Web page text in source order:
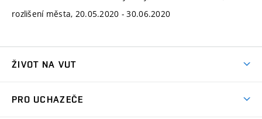
rozlišení města, 20.05.2020 - 30.06.2020
ŽIVOT NA VUT
PRO UCHAZEČE